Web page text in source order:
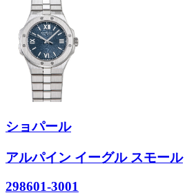
ショパール
アルパイン イーグル スモール
298601-3001